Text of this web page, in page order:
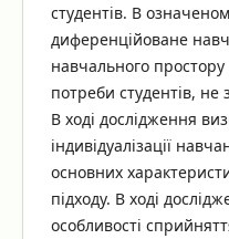
студентів. В
диференційоване
навчального простору
потреби студентів,
В ході дослідження
індивідуалізації
основних
підходу. В ході
особливості